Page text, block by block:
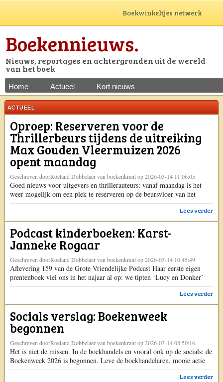
Boekwinkeltjes netwerk
Boekennieuws.
Nieuws, reportages en achtergronden uit de wereld
van het boek
Home Actueel Kort nieuws
ACTUEEL
Oproep: Reserveren voor de
Thrillerbeurs tijdens de uitreiking
Max Gouden Vleermuizen 2026
opent maandag
Geschreven doorRoeland Dobbelaer van boekenkrant op 2026-03-14 11:06:05.
Goed nieuws voor uitgevers en thrillerauteurs: vanaf maandag is het
weer mogelijk om een plek te reserveren op de beursvloer van het
Thrillerfestival 2026. Op zondag 25 oktober 2026 vindt opnieuw het
Thrillerfestival plaats, gecombineerd met de feestelijke uitreiking van
de Gouden Vleermuizen. Tijdens deze dag komen liefhebbers van
spannende boeken, auteurs, uitgevers en media […] Het bericht
Oproep: Reserveren voor de Thrillerbeurs tijdens de uitreiking Max
Gouden Vleermuizen 2026 opent maandag verscheen eerst op
Boekenkrant.
Lees verder
Podcast kinderboeken: Karst-
Janneke Rogaar
Geschreven doorRoeland Dobbelaer van boekenkrant op 2026-03-14 10:45:49.
Aflevering 159 van de Grote Vriendelijke Podcast Haar eerste eigen
prentenboek viel ons in het najaar al op: we tipten ‘Lucy en Donker’
(Querido 4+) van Karst-Janneke Rogaar in de Update van oktober.
Toen was er geen ruimte meer in onze planning om met de illustrator
en schrijver te gaan praten, maar we keken uit naar een aanleiding […]
Het bericht Podcast kinderboeken: Karst-Janneke Rogaar verscheen
eerst op Boekenkrant.
Lees verder
Socials verslag: Boekenweek
begonnen
Geschreven doorRoeland Dobbelaer van boekenkrant op 2026-03-14 08:50:16.
Het is niet de missen. In de boekhandels en vooral ook op de socials: de
Boekenweek 2026 is begonnen. Leve de boekhandelaren, mooie actie
van de CPNB. De Boekenweekauteurs. Het veelbesproken
Lees verder